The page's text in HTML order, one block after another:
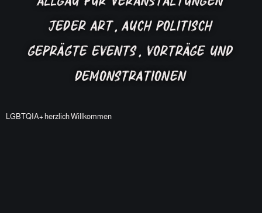
LGBTQIA+ herzlich Willkommen
jeder Art, auch politisch
geprägte Events, Vorträge und
Demonstrationen